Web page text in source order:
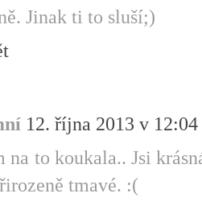
Jinak ti to sluší;)
12. října 2013 v 12:04
na to koukala.. Jsi
tmavé. :(